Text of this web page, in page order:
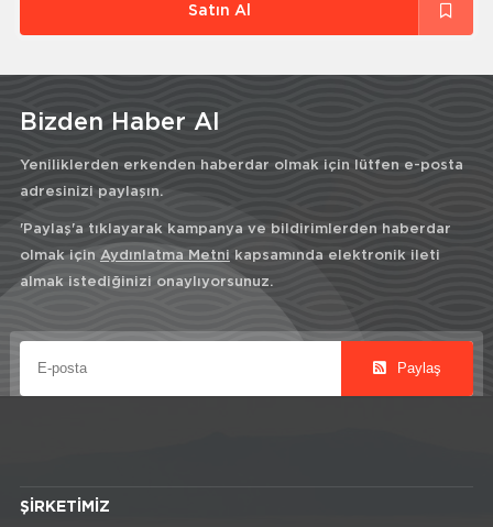
Satın Al
Bizden Haber Al
Yeniliklerden erkenden haberdar olmak için lütfen e-posta
adresinizi paylaşın.
'Paylaş'a tıklayarak kampanya ve bildirimlerden haberdar
olmak için Aydınlatma Metni kapsamında elektronik ileti
almak istediğinizi onaylıyorsunuz.
Paylaş
ŞIRKETIMIZ